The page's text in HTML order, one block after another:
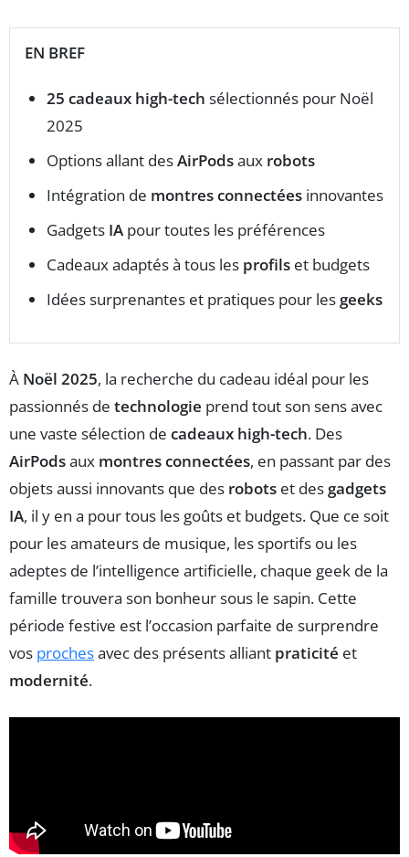
EN BREF
25 cadeaux high-tech sélectionnés pour Noël
2025
Options allant desAirPodsaux robots
Intégration de montres connectées innovantes
Gadgets IA pour toutes les préférences
Cadeaux adaptés à tous les profils et budgets
Idées surprenantes et pratiques pour les geeks
À Noël 2025, la recherche du cadeau idéal pour les
passionnés de technologie prend tout son sens avec
une vaste sélection de cadeaux high-tech. Des
AirPodsaux montres connectées, en passant par des
objets aussi innovants que des robots et des gadgets
IA, il y en a pour tous les goûts et budgets. Que ce soit
pour les amateurs de musique, les sportifs ou les
adeptes de l’intelligence artificielle, chaque geek de la
famille trouvera son bonheur sous le sapin. Cette
période festive est l’occasion parfaite de surprendre
vos prochesavec des présents alliant praticité et
modernité.